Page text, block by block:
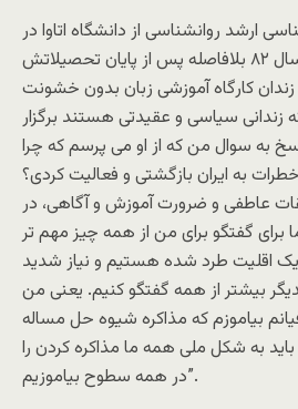
ارشد روانشناسی از دانشگاه اتاوا در
کانادا است، در زمستان سال ۸۲ بلافاصله پس از پایان تحصیلاتش
زندان کارگاه آموزشی زبان بدون خشونت
زندانی سیاسی و عقیدتی هستند برگزار
به سوال من که از او می پرسم که چرا
به ایران بازگشتی و فعالیت کردی؟
عاطفی و ضرورت آموزش و آگاهی، در
برای گفتگو برای من از همه چیز مهم تر
اقلیت طرد شده هستیم و نیاز شدید
بیشتر از همه گفتگو کنیم. یعنی من
بیاموزم که مذاکره شیوه حل مساله
به شکل ملی همه ما مذاکره کردن را
در همه سطوح بیاموزیم”.